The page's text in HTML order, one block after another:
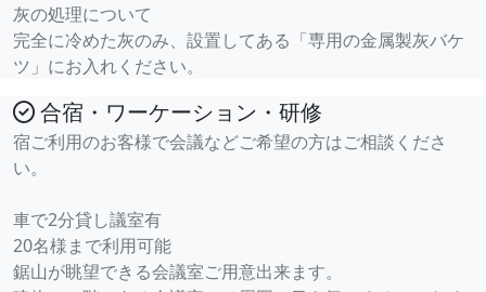
灰の処理について
完全に冷めた灰のみ、設置してある「専用の金属製灰バケ
ツ」にお入れください。
合宿・ワーケーション・研修
宿ご利用のお客様で会議などご希望の方はご相談くださ
い。
車で2分貸し議室有
20名様まで利用可能
鋸山が眺望できる会議室ご用意出来ます。